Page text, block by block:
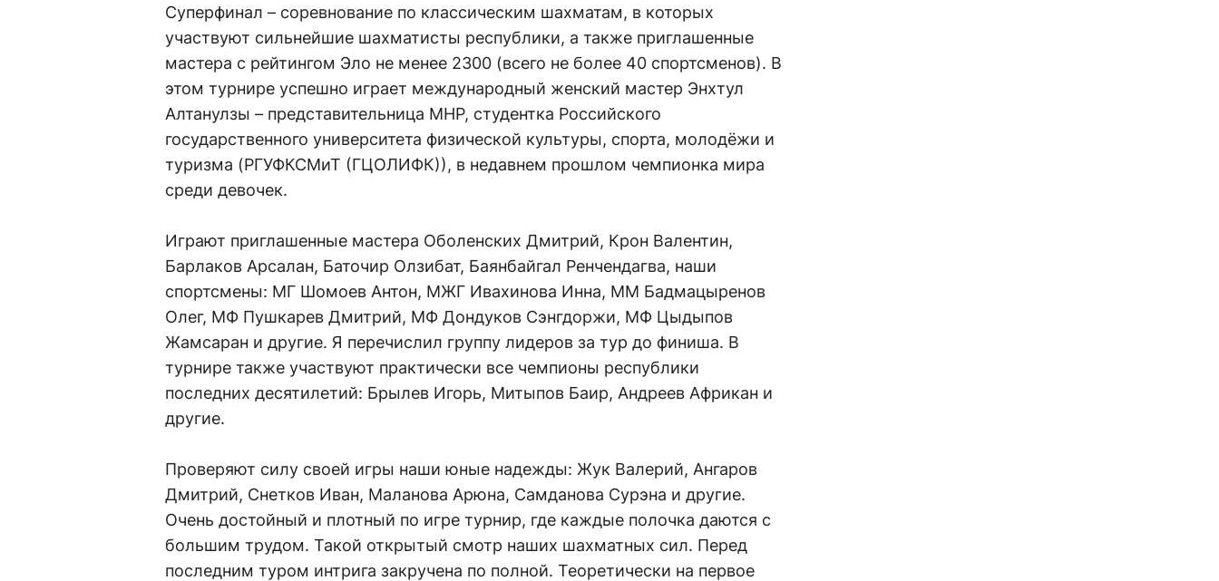
Суперфинал – соревнование по классическим шахматам, в которых
участвуют сильнейшие шахматисты республики, а также приглашенные
мастера с рейтингом Эло не менее 2300 (всего не более 40 спортсменов). В
этом турнире успешно играет международный женский мастер Энхтул
Алтанулзы – представительница МНР, студентка Российского
государственного университета физической культуры, спорта, молодёжи и
туризма (РГУФКСМиТ (ГЦОЛИФК)), в недавнем прошлом чемпионка мира
среди девочек.
Играют приглашенные мастера Оболенских Дмитрий, Крон Валентин,
Барлаков Арсалан, Баточир Олзибат, Баянбайгал Ренчендагва, наши
спортсмены: МГ Шомоев Антон, МЖГ Ивахинова Инна, ММ Бадмацыренов
Олег, МФ Пушкарев Дмитрий, МФ Дондуков Сэнгдоржи, МФ Цыдыпов
Жамсаран и другие. Я перечислил группу лидеров за тур до финиша. В
турнире также участвуют практически все чемпионы республики
последних десятилетий: Брылев Игорь, Митыпов Баир, Андреев Африкан и
другие.
Проверяют силу своей игры наши юные надежды: Жук Валерий, Ангаров
Дмитрий, Снетков Иван, Маланова Арюна, Самданова Сурэна и другие.
Очень достойный и плотный по игре турнир, где каждые полочка даются с
большим трудом. Такой открытый смотр наших шахматных сил. Перед
последним туром интрига закручена по полной. Теоретически на первое